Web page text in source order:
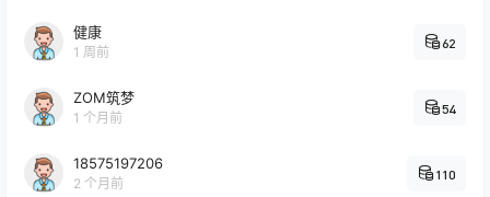
健康
1 周前
62
ZOM筑梦
1 个月前
54
18575197206
2 个月前
110